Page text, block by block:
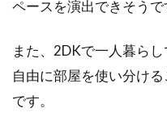
ペースを演出できそうで
また、2DKで一人暮ら
自由に部屋を使い分け
です。